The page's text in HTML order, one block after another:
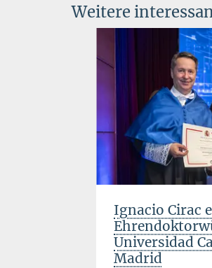
Weitere
Ignacio Cirac
Universidad
Madrid